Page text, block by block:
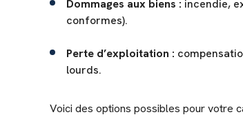
Dommages aux biens : incendie,
conformes).
Perte d’exploitation :
lourds.
Voici des options possibles pour votre